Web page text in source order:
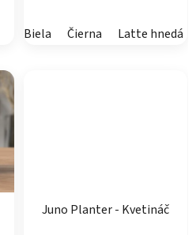
Biela Čierna Latte hnedá
Juno Planter - Kvetináč